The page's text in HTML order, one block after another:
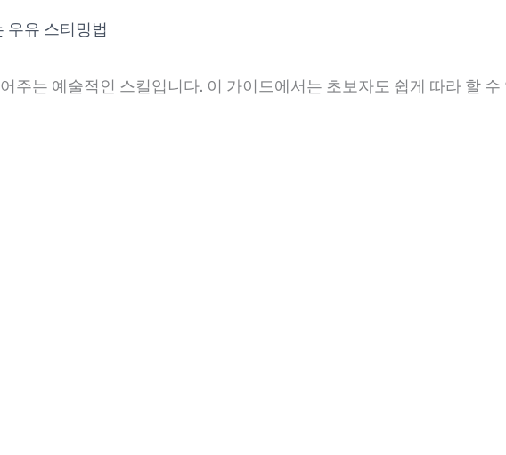
우유 스티밍법
주는 예술적인 스킬입니다. 이 가이드에서는 초보자도 쉽게 따라 할